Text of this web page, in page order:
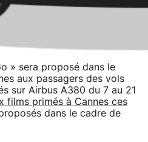
» sera proposé dans le
aux passagers des vols
sur Airbus A380 du 7 au 21
films primés à Cannes ces
dans le cadre de